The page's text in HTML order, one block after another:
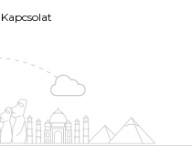
Kapcsolat